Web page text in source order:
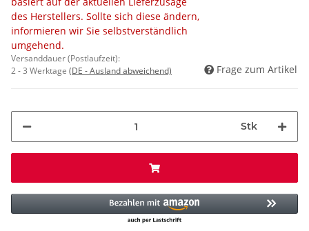
des Herstellers. Sollte sich diese ändern,
informieren wir Sie selbstverständlich
umgehend.
Versanddauer (Postlaufzeit):
2 - 3 Werktage (DE - Ausland abweichend) Frage zum Artikel
Stk